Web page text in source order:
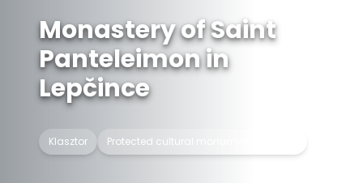
Monastery of Saint
Panteleimon in
Lepčince
Klasztor Protected cultural monument in Serbia